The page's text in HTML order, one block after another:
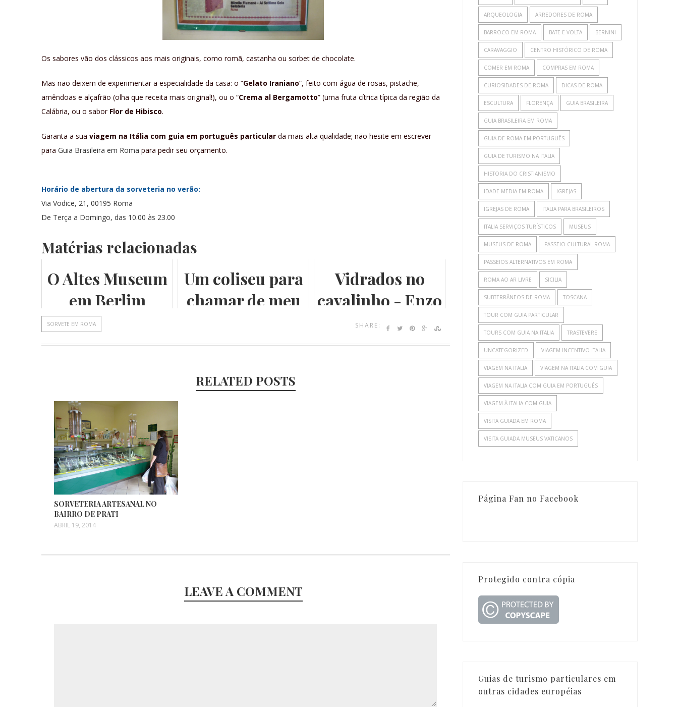
Os sabores vão dos clássicos aos mais originais, como romã, castanha ou sorbet de chocolate.
Mas não deixem de experimentar a especialidade da casa: o “Gelato Iraniano“, feito com água de rosas, pistache,
amêndoas e alçafrão (olha que receita mais original!), ou o “Crema al Bergamotto” (uma fruta cítrica típica da região da
Calábria, ou o sabor Flor de Hibisco.
Garanta a sua viagem na Itália com guia em português particular da mais alta qualidade; não hesite em escrever
para Guia Brasileira em Roma para pedir seu orçamento.
Horário de abertura da sorveteria no verão:
Via Vodice, 21, 00195 Roma
De Terça a Domingo, das 10.00 às 23.00
Matérias relacionadas
O Altes Museum
em Berlim
Um coliseu para
chamar de meu
Trastevere
Vidrados no
cavalinho - Enzo
Ferrari, uma
paixão toda
SORVETE EM ROMA SHARE:
RELATED POSTS
SORVETERIA ARTESANAL NO
BAIRRO DE PRATI
ABRIL 19, 2014
LEAVE A COMMENT
ARQUEOLOGIA ARREDORES DE ROMA
BARROCO EM ROMA BATE E VOLTA BERNINI
CARAVAGGIO CENTRO HISTÓRICO DE ROMA
COMER EM ROMA COMPRAS EM ROMA
CURIOSIDADES DE ROMA DICAS DE ROMA
ESCULTURA FLORENÇA GUIA BRASILEIRA
GUIA BRASILEIRA EM ROMA
GUIA DE ROMA EM PORTUGUÊS
GUIA DE TURISMO NA ITALIA
HISTORIA DO CRISTIANISMO
IDADE MEDIA EM ROMA IGREJAS
IGREJAS DE ROMA ITALIA PARA BRASILEIROS
ITALIA SERVIÇOS TURÍSTICOS MUSEUS
MUSEUS DE ROMA PASSEIO CULTURAL ROMA
PASSEIOS ALTERNATIVOS EM ROMA
ROMA AO AR LIVRE SICILIA
SUBTERRÂNEOS DE ROMA TOSCANA
TOUR COM GUIA PARTICULAR
TOURS COM GUIA NA ITALIA TRASTEVERE
UNCATEGORIZED VIAGEM INCENTIVO ITALIA
VIAGEM NA ITALIA VIAGEM NA ITALIA COM GUIA
VIAGEM NA ITALIA COM GUIA EM PORTUGUÊS
VIAGEM À ITALIA COM GUIA
VISITA GUIADA EM ROMA
VISITA GUIADA MUSEUS VATICANOS
Página Fan no Facebook
Protegido contra cópia
Guias de turismo particulares em
outras cidades européias